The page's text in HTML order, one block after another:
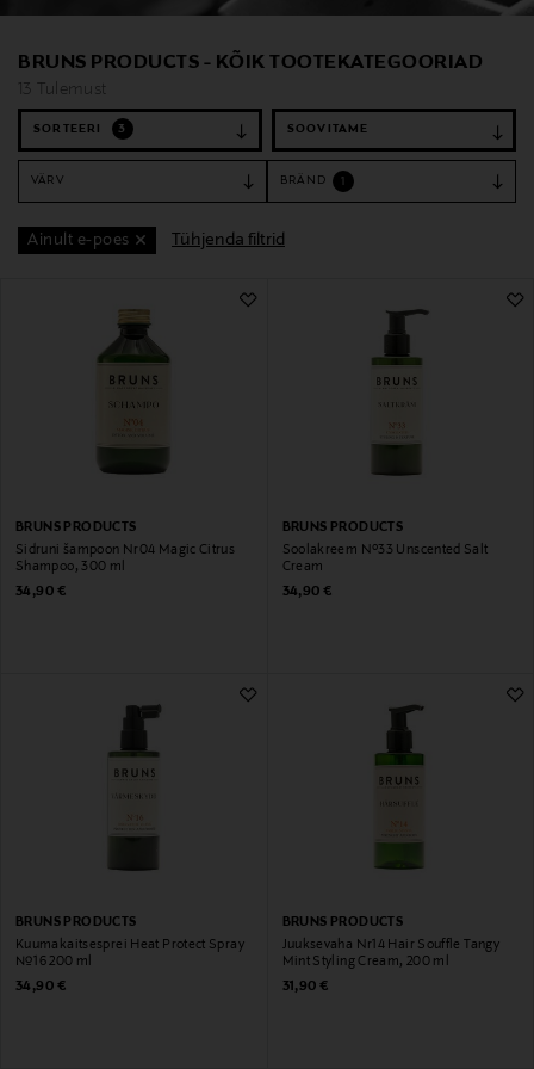
BRUNS PRODUCTS - KÕIK TOOTEKATEGOORIAD
13 Tulemust
SORTEERI 3
VÄRV BRÄND
Ainult e-poes Tühjenda filtrid
BRUNS PRODUCTS
Sidruni šampoon Nr04 Magic Citrus
Shampoo, 300 ml
Original Price
34,90 €
BRUNS PRODUCTS
Soolakreem Nº33 Unscented Salt
Cream
Original Price
34,90 €
BRUNS PRODUCTS
Kuumakaitsesprei Heat Protect Spray
№16 200 ml
Original Price
34,90 €
BRUNS PRODUCTS
Juuksevaha Nr14 Hair Souffle Tangy
Mint Styling Cream, 200 ml
Original Price
31,90 €